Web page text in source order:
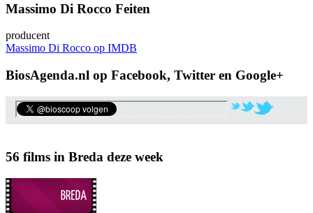
Massimo Di Rocco Feiten
producent
Massimo Di Rocco op IMDB
BiosAgenda.nl op Facebook, Twitter en Google+
56 films in Breda deze week